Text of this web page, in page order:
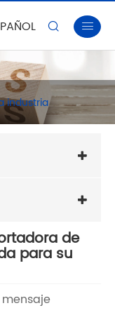
 
industria
de
para su